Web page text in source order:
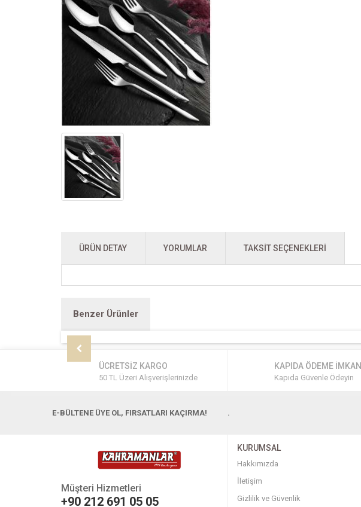
ÜRÜN DETAY YORUMLAR TAKSIT SEÇENEKLERI
Benzer Ürünler
ÜCRETSİZ KARGO
50 TL Üzeri Alışverişlerinizde
KAPIDA ÖDEME İMKANI
Kapıda Güvenle Ödeyin
E-BÜLTENE ÜYE OL, FIRSATLARI KAÇIRMA! .
Müşteri Hizmetleri
+90 212 691 05 05
KURUMSAL
Hakkımızda
İletişim
Gizlilik ve Güvenlik